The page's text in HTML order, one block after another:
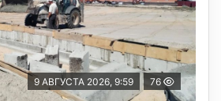
9 АВГУСТА 2026, 9:59 76